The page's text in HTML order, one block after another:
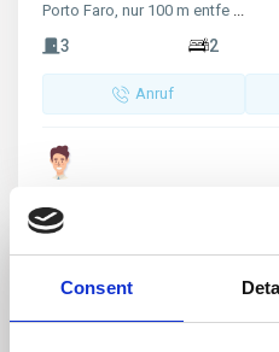
Consent
Porto Faro, nur 100 m entfe ...
3 2
Anruf